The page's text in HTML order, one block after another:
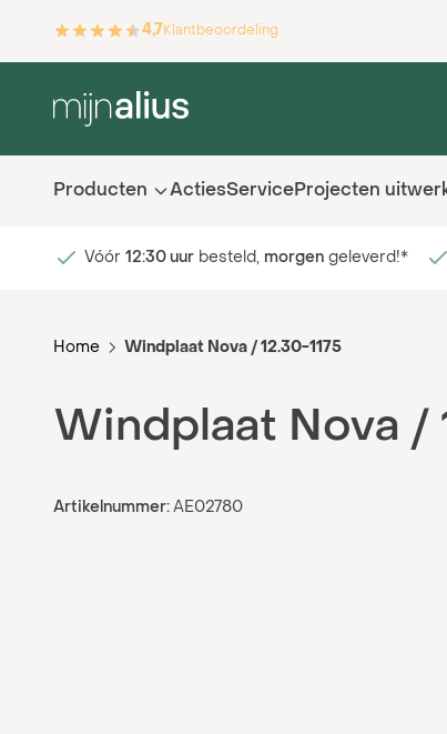
4,7 Klantbeoordeling
Producten ActiesServiceProjecten
Vóór 12:30 uur besteld, morgen geleverd!*
Home Windplaat Nova / 12.30-1175
Windplaat Nova /
Artikelnummer: AE02780